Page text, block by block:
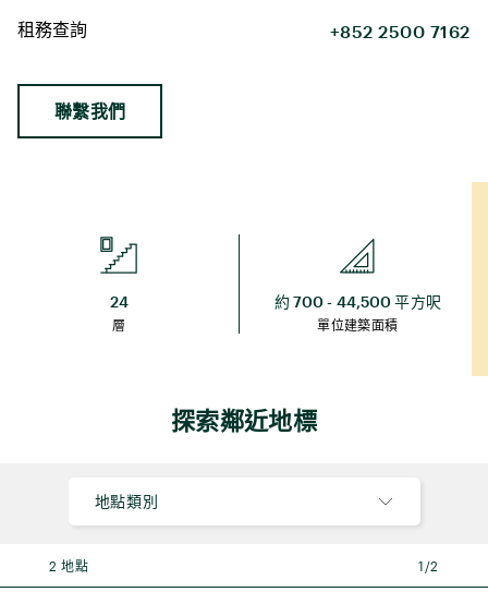
租務查詢 +852 2500 7162
聯繫我們
24
層
約 700 - 44,500 平方呎
單位建築面積
探索鄰近地標
地點類別
2 地點
2 地點 1/2